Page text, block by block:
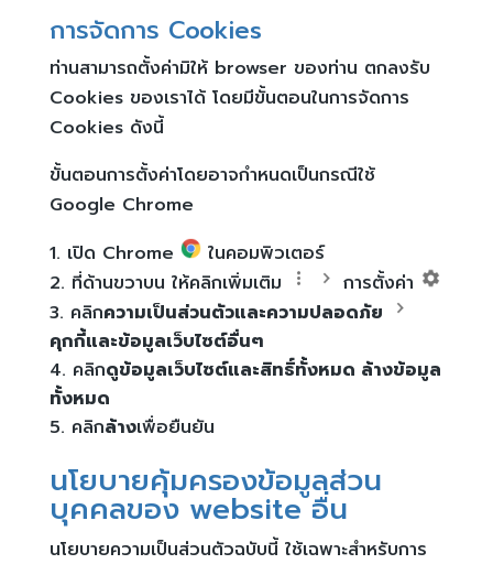
การจัดการ Cookies
ท่านสามารถตั้งค่ามิให้ browser ของท่าน ตกลงรับ
Cookies ของเราได้ โดยมีขั้นตอนในการจัดการ
Cookies ดังนี้
ขั้นตอนการตั้งค่าโดยอาจกำหนดเป็นกรณีใช้
Google Chrome
เปิด Chrome
ในคอมพิวเตอร์
ที่ด้านขวาบน ให้คลิกเพิ่มเติม
การตั้งค่า
คลิกความเป็นส่วนตัวและความปลอดภัย
คุกกี้และข้อมูลเว็บไซต์อื่นๆ
คลิกดูข้อมูลเว็บไซต์และสิทธิ์ทั้งหมด ล้างข้อมูล
ทั้งหมด
คลิกล้างเพื่อยืนยัน
นโยบายคุ้มครองข้อมูลส่วน
บุคคลของ website อื่น
นโยบายความเป็นส่วนตัวฉบับนี้ ใช้เฉพาะสำหรับการ